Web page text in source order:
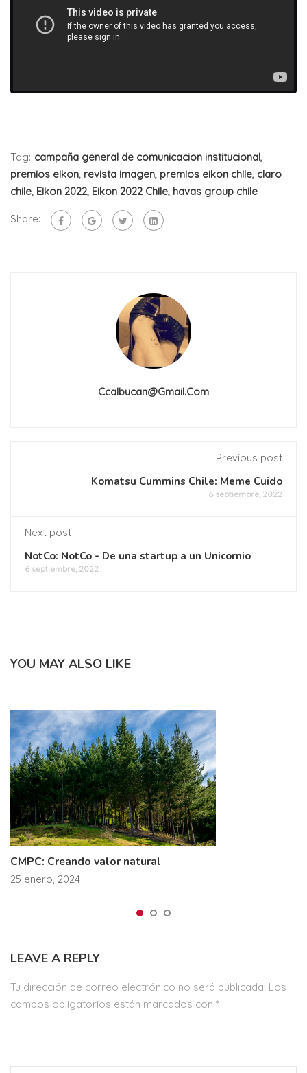
Tag: campaña general de comunicacion institucional,
premios eikon, revista imagen, premios eikon chile, claro
chile, Eikon 2022, Eikon 2022 Chile, havas group chile
Share:
Ccalbucan@gmail.com
Previous post
Komatsu Cummins Chile: Meme Cuido
6 septiembre, 2022
Next post
NotCo: NotCo - De una startup a un Unicornio
6 septiembre, 2022
YOU MAY ALSO LIKE
CMPC: Creando valor natural
25 enero, 2024
LEAVE A REPLY
Tu dirección de correo electrónico no será publicada. Los
campos obligatorios están marcados con *